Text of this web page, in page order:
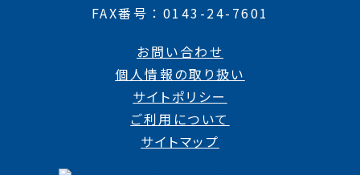
FAX番号
0143-24-7601
お問い合わせ
個人情報の取り扱い
サイトポリシー
ご利用について
サイトマップ